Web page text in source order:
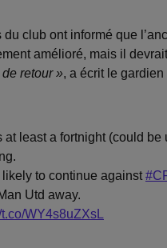
club ont informé que
amélioré, mais il
retour », a écrit le
least a fortnight (could be
to continue against
Utd away.
WY4s8uZXsL